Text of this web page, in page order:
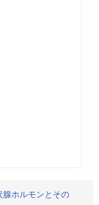
腺ホルモンとその